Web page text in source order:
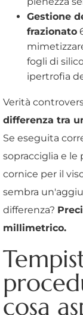
Gestione
frazionato
fogli di
ipertrofia
Verità
differenza tra
Se eseguita
sopracciglia e le
cornice per il
sembra
differenza?
millimetrico.
cosa